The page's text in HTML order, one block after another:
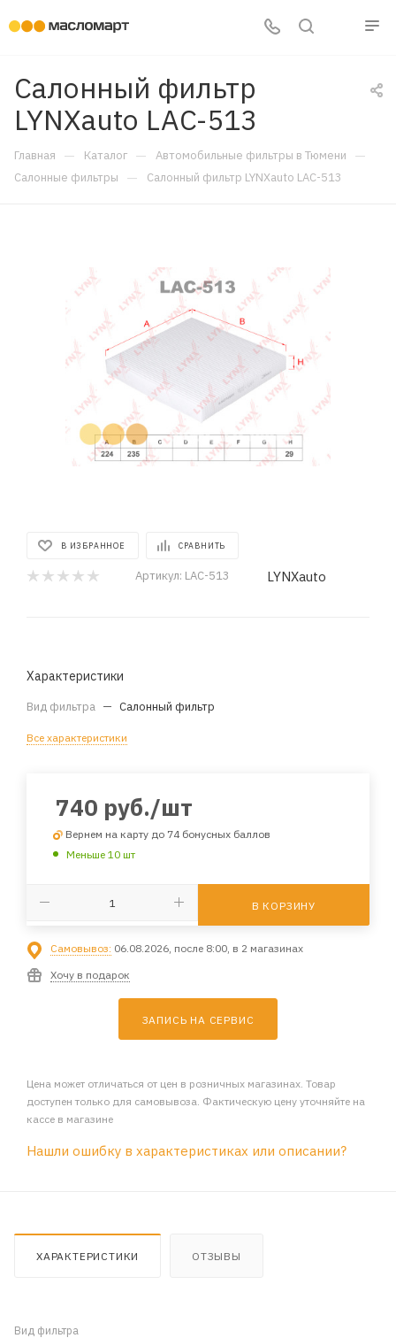
Салонный фильтр
LYNXauto LAC-513
Главная — Каталог — Автомобильные фильтры в Тюмени —
Салонные фильтры — Салонный фильтр LYNXauto LAC-513
В ИЗБРАННОЕ СРАВНИТЬ
Артикул: LAC-513 LYNXauto
Характеристики
Вид фильтра — Салонный фильтр
Все характеристики
740 руб./шт
Вернем на карту до 74 бонусных баллов
Меньше 10 шт
В КОРЗИНУ
Самовывоз: 06.08.2026, после 8:00, в 2 магазинах
Хочу в подарок
ЗАПИСЬ НА СЕРВИС
Цена может отличаться от цен в розничных магазинах. Товар
доступен только для самовывоза. Фактическую цену уточняйте на
кассе в магазине
Нашли ошибку в характеристиках или описании?
ХАРАКТЕРИСТИКИ ОТЗЫВЫ
Вид фильтра